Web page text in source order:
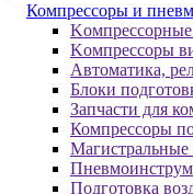
Компрессоры и
Koмпpeccopныe
Koмпpeccopы
Автоматика,
Блоки
Запчасти для
Компрессоры
Подготовка